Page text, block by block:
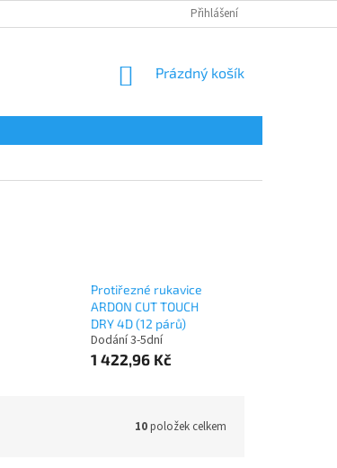
Přihlášení
NÁKUPNÍ
Prázdný košík
Protiřezné rukavice
ARDON CUT TOUCH
DRY 4D (12 párů)
Dodání 3-5dní
1 422,96 Kč
10položek celkem